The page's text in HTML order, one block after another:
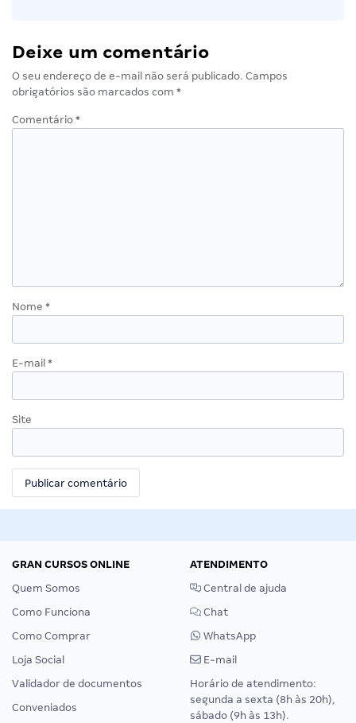
Deixe um comentário
O seu endereço de e-mail não será publicado. Campos
obrigatórios são marcados com *
Comentário *
Nome *
E-mail *
Site
GRAN CURSOS ONLINE
Quem Somos
Como Funciona
Como Comprar
Loja Social
Validador de documentos
Conveniados
ATENDIMENTO
Central de ajuda
Chat
WhatsApp
E-mail
Horário de atendimento:
segunda a sexta (8h às 20h),
sábado (9h às 13h).